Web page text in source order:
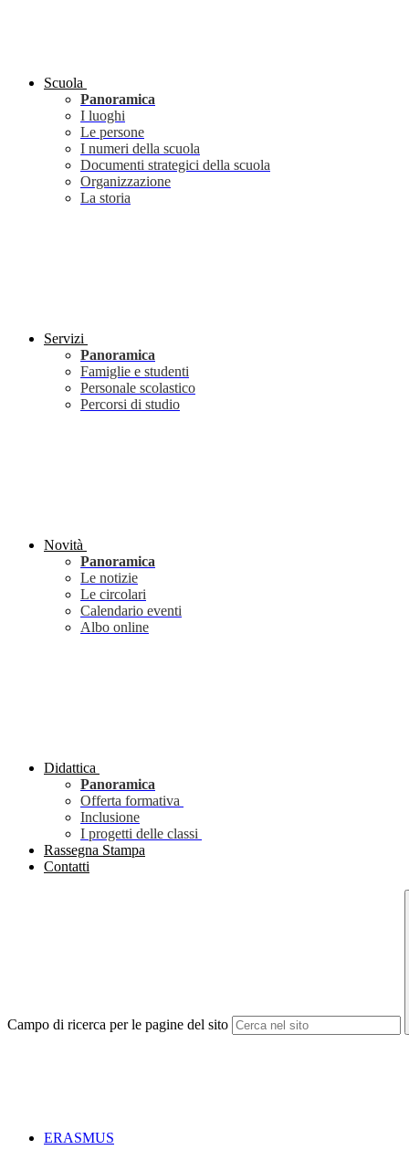
Scuola
Panoramica
I luoghi
Le persone
I numeri della scuola
Documenti strategici della scuola
Organizzazione
La storia
Servizi
Panoramica
Famiglie e studenti
Personale scolastico
Percorsi di studio
Novità
Panoramica
Le notizie
Le circolari
Calendario eventi
Albo online
Didattica
Panoramica
Offerta formativa
Inclusione
I progetti delle classi
Rassegna Stampa
Contatti
Campo di ricerca per le pagine del sito
ERASMUS